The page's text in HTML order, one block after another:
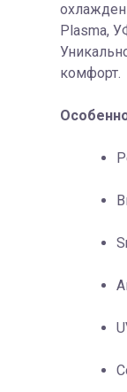
Plasma,
комфорт.